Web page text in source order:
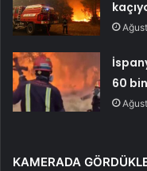
60
KAMERADA